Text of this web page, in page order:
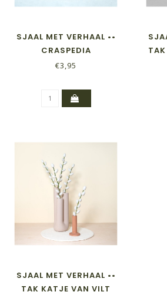
SJAAL MET VERHAAL ••
CRASPEDIA
HERFSTTINTEN
€3,95
SJAAL MET VERHAAL ••
TAK KATJE VAN VILT